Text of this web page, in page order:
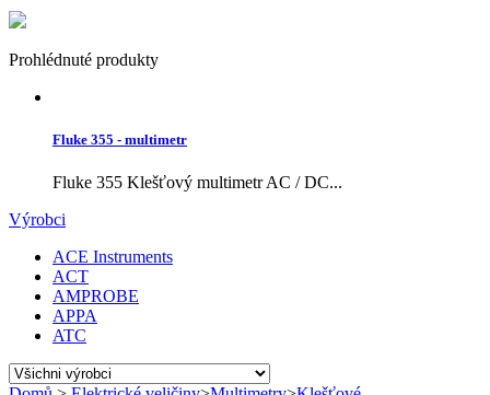
Prohlédnuté produkty
Fluke 355 - multimetr
Fluke 355 Klešťový multimetr AC / DC...
Výrobci
ACE Instruments
ACT
AMPROBE
APPA
ATC